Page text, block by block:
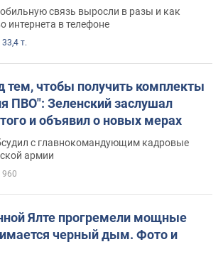
связь выросли в разы и как
интернета в телефоне
33,4 т.
тем, чтобы получить комплекты
ПВО": Зеленский заслушал
и объявил о новых мерах
с главнокомандующим кадровые
армии
960
Ялте прогремели мощные
черный дым. Фото и